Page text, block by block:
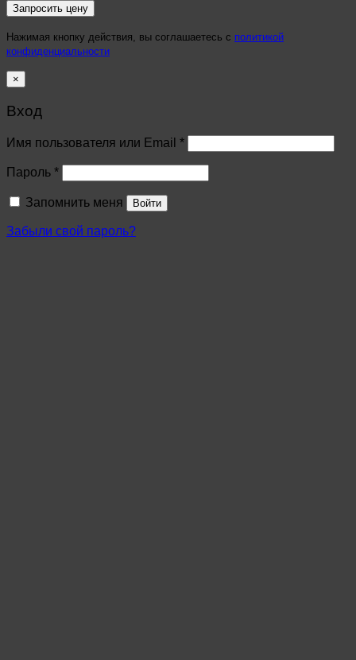
Нажимая кнопку действия, вы соглашаетесь с политикой
конфиденциальности
×
Вход
Имя пользователя или Email *
Пароль *
Запомнить меня Войти
Забыли свой пароль?